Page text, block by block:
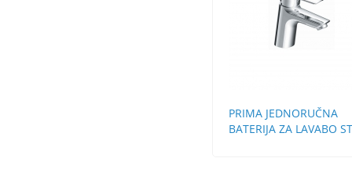
PRIMA JEDNORUČNA
BATERIJA ZA LAVABO